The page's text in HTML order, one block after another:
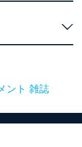
広告の案内
で取得した
の情報を分
スに関する
ント 雑誌